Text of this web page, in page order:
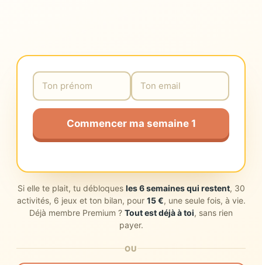
Commencer ma semaine 1
Si elle te plait, tu débloques les 6 semaines qui restent, 30
activités, 6 jeux et ton bilan, pour 15 €, une seule fois, à vie.
Déjà membre Premium ? Tout est déjà à toi, sans rien
payer.
OU